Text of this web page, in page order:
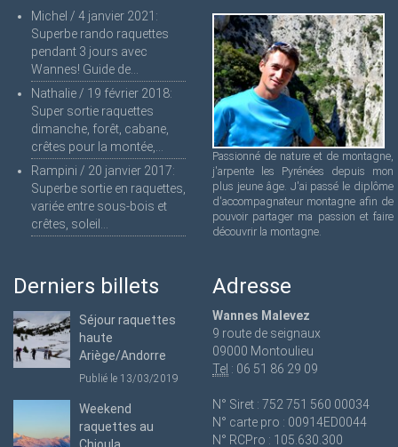
Michel / 4 janvier 2021 :
Superbe rando raquettes
pendant 3 jours avec
Wannes! Guide de...
Nathalie / 19 février 2018:
Super sortie raquettes
dimanche, forêt, cabane,
crêtes pour la montée,...
Rampini / 20 janvier 2017:
Superbe sortie en raquettes,
variée entre sous-bois et
crêtes, soleil...
Passionné de nature et de montagne,
j'arpente les Pyrénées depuis mon
plus jeune âge. J'ai passé le diplôme
d'accompagnateur montagne afin de
pouvoir partager ma passion et faire
découvrir la montagne.
Derniers billets
Séjour raquettes
haute
Ariège/Andorre
Publié le 13/03/2019
Weekend
raquettes au
Adresse
Wannes Malevez
9 route de seignaux
09000 Montoulieu
Tel : 06 51 86 29 09
N° Siret : 752 751 560 00034
N° carte pro : 00914ED0044
N° RCPro : 105.630.300